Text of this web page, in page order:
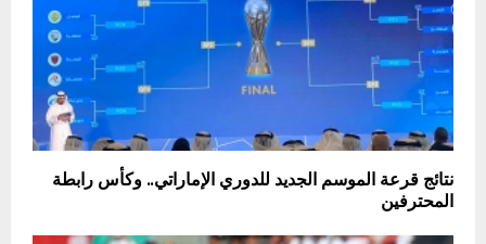
نتائج قرعة الموسم الجديد للدوري الإماراتي.. وكأس رابطة
المحترفين